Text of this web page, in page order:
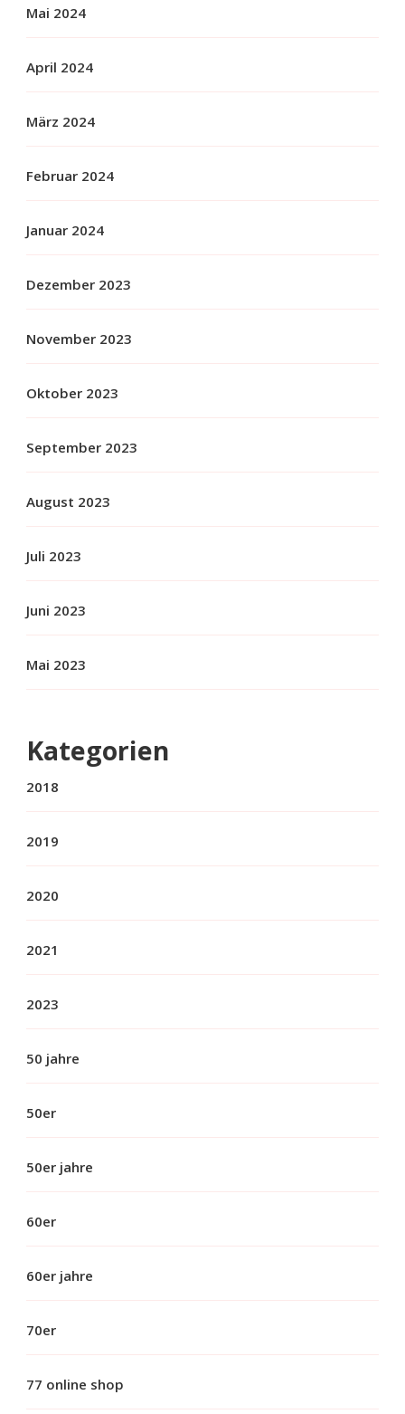
Mai 2024
April 2024
März 2024
Februar 2024
Januar 2024
Dezember 2023
November 2023
Oktober 2023
September 2023
August 2023
Juli 2023
Juni 2023
Mai 2023
Kategorien
2018
2019
2020
2021
2023
50 jahre
50er
50er jahre
60er
60er jahre
70er
77 online shop